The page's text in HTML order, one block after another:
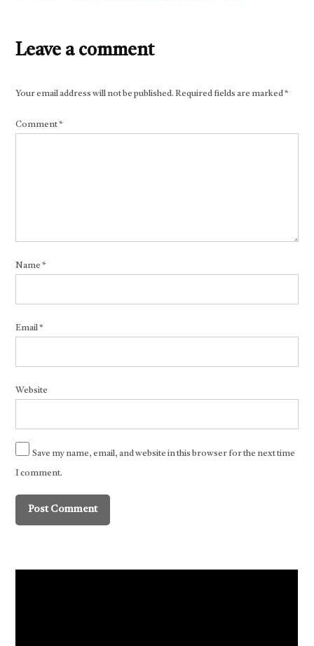
Leave a comment
Your email address will not be published. Required fields are marked*
Comment*
Name*
Email*
Website
Save my name, email, and website in this browser for the next time
I comment.